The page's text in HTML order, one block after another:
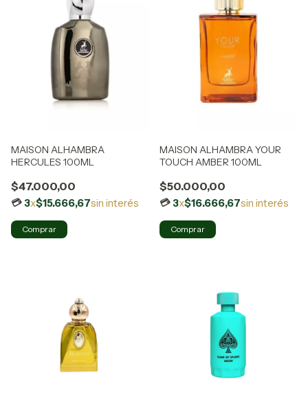
MAISON ALHAMBRA
HERCULES 100ML
$47.000,00
3x$15.666,67sin interés
MAISON ALHAMBRA YOUR
TOUCH AMBER 100ML
$50.000,00
3x$16.666,67sin interés